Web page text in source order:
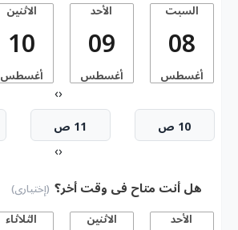
السبت
08
أغسطس
الأحد
09
أغسطس
الاثنين
10
أغسطس
‹
›
10 ص 11 ص
‹
›
هل أنت متاح فى وقت أخر؟ (إختيارى)
الأحد الاثنين الثلاثاء